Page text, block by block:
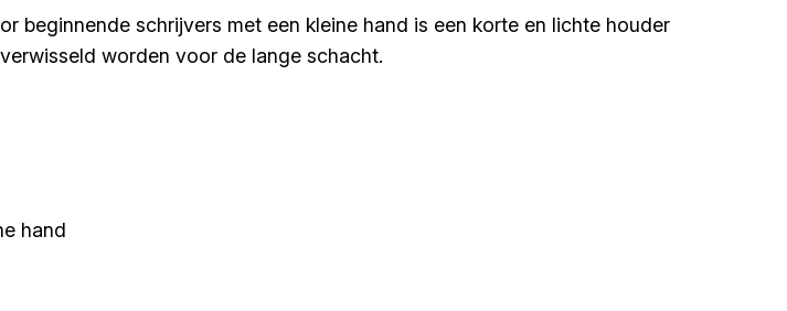
beginnende schrijvers met een kleine hand is een korte en lichte houder
worden voor de lange schacht.
hand